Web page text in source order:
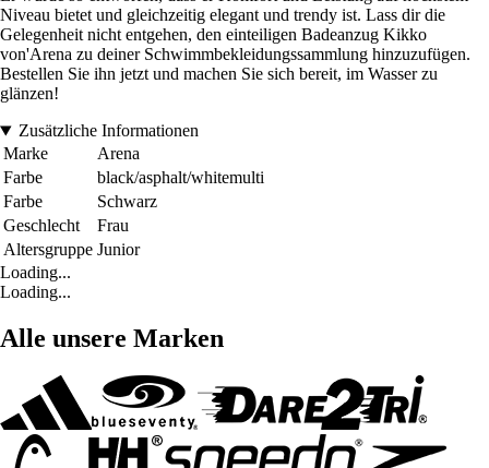
Niveau bietet und gleichzeitig elegant und trendy ist. Lass dir die
Gelegenheit nicht entgehen, den einteiligen Badeanzug Kikko
von'Arena zu deiner Schwimmbekleidungssammlung hinzuzufügen.
Bestellen Sie ihn jetzt und machen Sie sich bereit, im Wasser zu
glänzen!
Zusätzliche Informationen
Marke
Arena
Farbe
black/asphalt/whitemulti
Farbe
Schwarz
Geschlecht
Frau
Altersgruppe Junior
Loading...
Loading...
Alle unsere Marken